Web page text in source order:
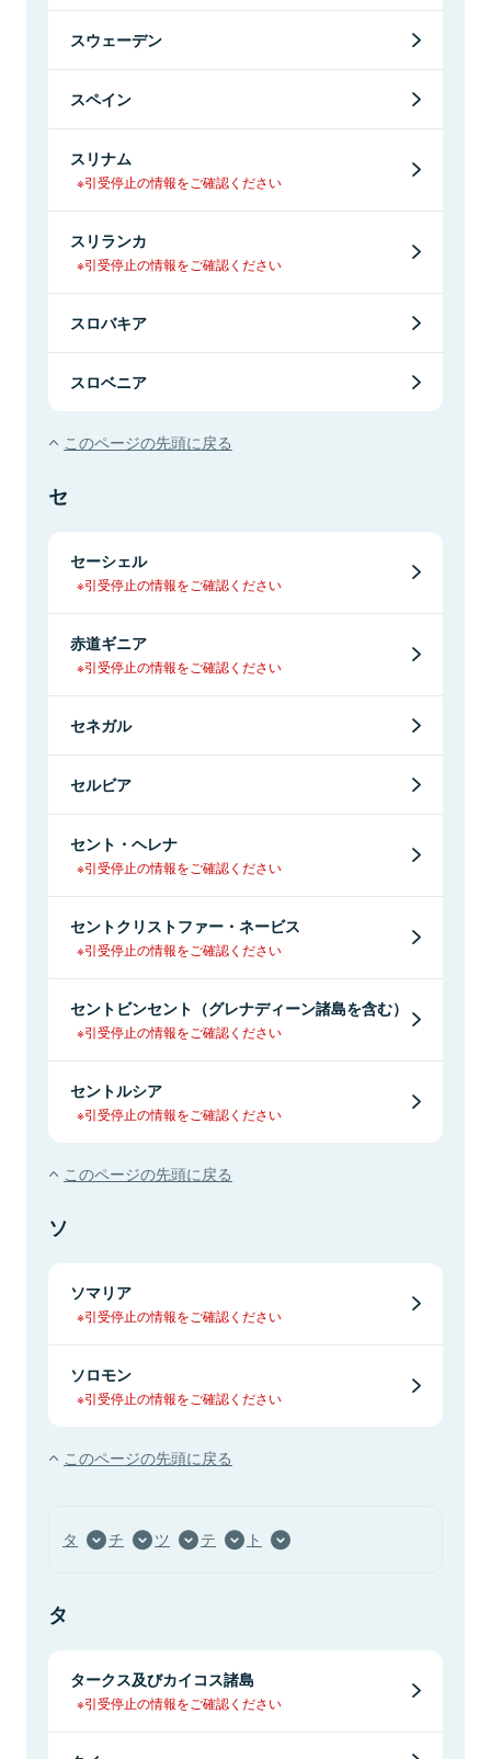
スウェーデン
スペイン
スリナム
※引受停止の情報をご確認ください
スリランカ
※引受停止の情報をご確認ください
スロバキア
スロベニア
このページの先頭に戻る
セ
セーシェル
※引受停止の情報をご確認ください
赤道ギニア
※引受停止の情報をご確認ください
セネガル
セルビア
セント・ヘレナ
※引受停止の情報をご確認ください
セントクリストファー・ネービス
※引受停止の情報をご確認ください
セントビンセント（グレナディーン諸島を含む）
※引受停止の情報をご確認ください
セントルシア
※引受停止の情報をご確認ください
このページの先頭に戻る
ソ
ソマリア
※引受停止の情報をご確認ください
ソロモン
※引受停止の情報をご確認ください
このページの先頭に戻る
タ チ ツ テ ト
タ
タークス及びカイコス諸島
※引受停止の情報をご確認ください